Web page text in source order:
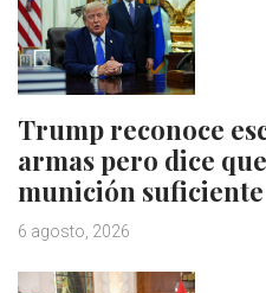
Trump reconoce
armas pero dice
munición suficiente
6 agosto, 2026